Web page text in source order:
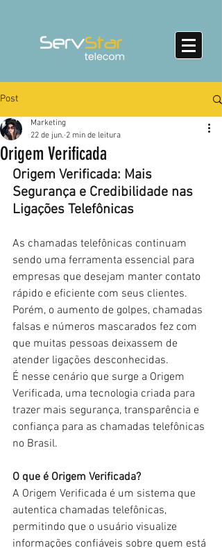
Post
Origem Verificada
Marketing
22 de jun. 2 min de leitura
Origem Verificada: Mais
Segurança e Credibilidade nas
Ligações Telefônicas
As chamadas telefônicas continuam
sendo uma ferramenta essencial para
empresas que desejam manter contato
rápido e eficiente com seus clientes.
Porém, o aumento de golpes, chamadas
falsas e números mascarados fez com
que muitas pessoas deixassem de
atender ligações desconhecidas.
É nesse cenário que surge a Origem
Verificada, uma tecnologia criada para
trazer mais segurança, transparência e
confiança para as chamadas telefônicas
no Brasil.
O que é Origem Verificada?
A Origem Verificada é um sistema que
autentica chamadas telefônicas,
permitindo que o usuário visualize
informações confiáveis sobre quem está